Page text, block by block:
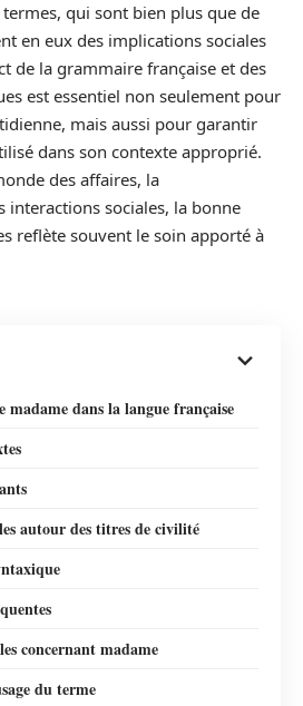
termes, qui sont bien plus que de
en eux des implications sociales
de la grammaire française et des
est essentiel non seulement pour
mais aussi pour garantir
dans son contexte approprié.
des affaires, la
interactions sociales, la bonne
reflète souvent le soin apporté à
madame dans la langue française
autour des titres de civilité
concernant madame
du terme